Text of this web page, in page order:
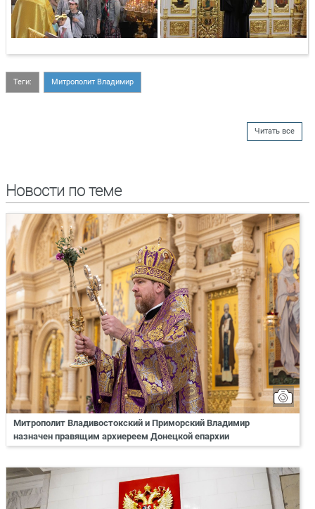
Теги: Митрополит Владимир
Читать все
Новости по теме
Митрополит Владивостокский и Приморский Владимир
назначен правящим архиереем Донецкой епархии